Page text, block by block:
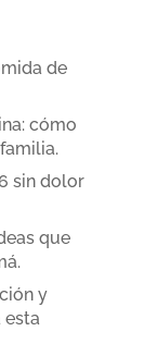
de
cómo
sin dolor
que
y
esta